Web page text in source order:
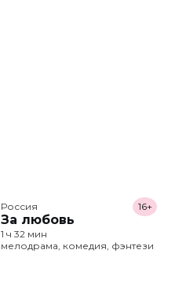
Россия
За любовь
16+
1 ч 32 мин
мелодрама, комедия, фэнтези